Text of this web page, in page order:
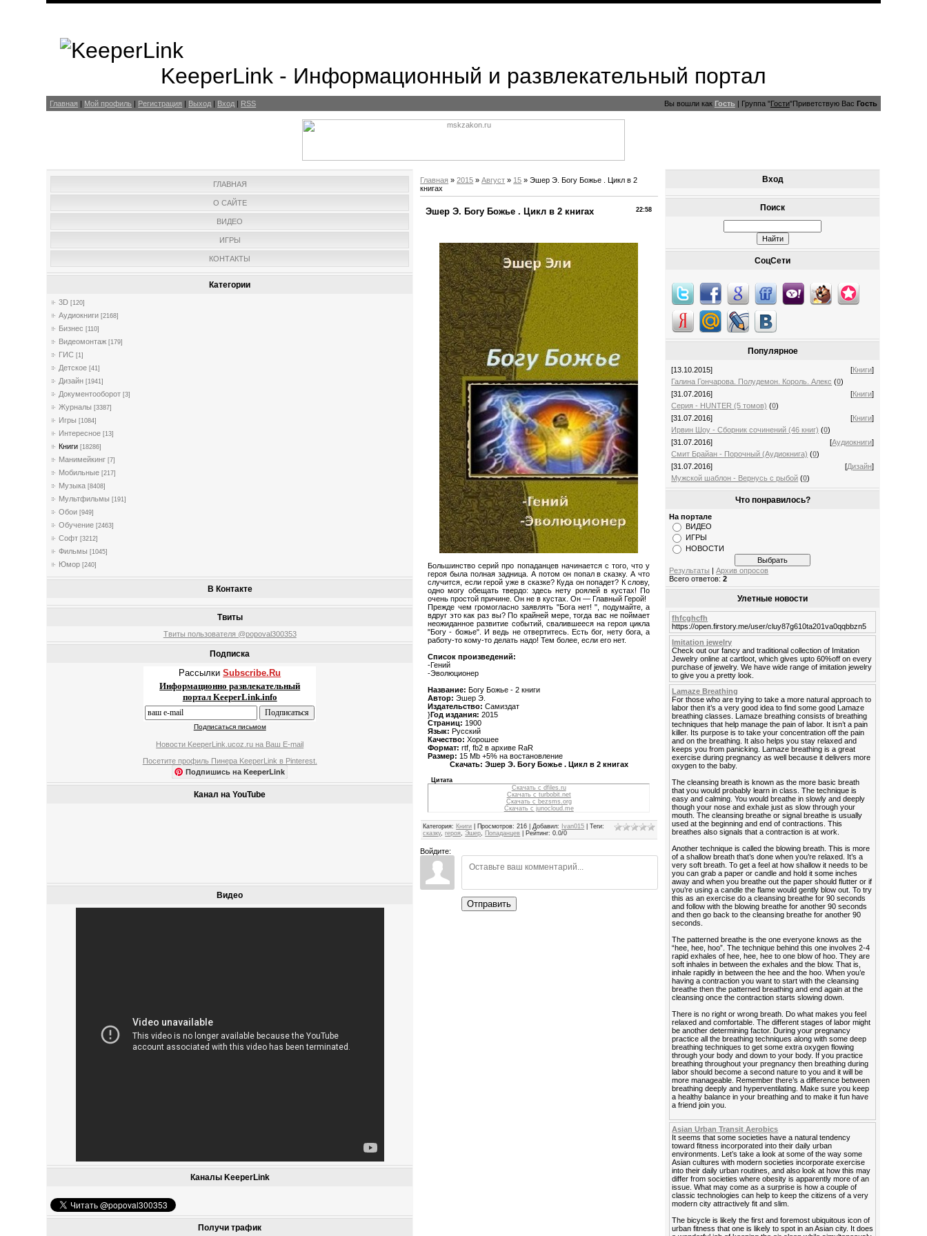
KeeperLink - Информационный и развлекательный портал
Главная | Мой профиль | Регистрация | Выход | Вход | RSS Вы вошли как Гость | Группа"Гости"Приветствую Вас Гость
ГЛАВНАЯ
О САЙТЕ
ВИДЕО
ИГРЫ
КОНТАКТЫ
Категории
3D [120]
Аудиокниги [2168]
Бизнес [110]
Видеомонтаж [179]
ГИС [1]
Детское [41]
Дизайн [1941]
Документооборот [3]
Журналы [3387]
Игры [1084]
Интересное [13]
Книги [18286]
Манимейкинг [7]
Мобильные [217]
Музыка [8408]
Мультфильмы [191]
Обои [949]
Обучение [2463]
Софт [3212]
Фильмы [1045]
Юмор [240]
В Контакте
Твиты
Твиты пользователя @popoval300353
Подписка
РассылкиSubscribe.Ru
Информационно развлекательный
портал KeeperLink.info
Подписаться письмом
Новости KeeperLink.ucoz.ru на Ваш E-mail
Посетите профиль Пинера KeeperLink в Pinterest.
Подпишись на KeeperLink
Канал на YouTube
Видео
Каналы KeeperLink
Получи трафик
Главная »2015 » Август » 15 » Эшер Э. Богу Божье . Цикл в 2
книгах
22:58
Эшер Э. Богу Божье . Цикл в 2 книгах
Большинство серий про попаданцев начинается с того, что у
героя была полная задница. А потом он попал в сказку. А что
случится, если герой уже в сказке? Куда он попадет? К слову,
одно могу обещать твердо: здесь нету роялей в кустах! По
очень простой причине. Он не в кустах. Он — Главный Герой!
Прежде чем громогласно заявлять "Бога нет! ", подумайте, а
вдруг это как раз вы? По крайней мере, тогда вас не поймает
неожиданное развитие событий, свалившееся на героя цикла
"Богу - божье". И ведь не отвертитесь. Есть бог, нету бога, а
работу-то кому-то делать надо! Тем более, если его нет.
Список произведений:
-Гений
-Эволюционер
Название:Богу Божье - 2 книги
Автор: Эшер Э.
Издательство: Самиздат
}Год издания: 2015
Страниц: 1900
Язык: Русский
Качество: Хорошее
Формат: rtf, fb2 в архиве RaR
Размер: 15 Mb +5% на востановление
Скачать: Эшер Э. Богу Божье . Цикл в 2 книгах
Цитата
Скачать с dfiles.ru
Скачать с turbobit.net
Скачать с bezsms.org
Скачать с junocloud.me
Категория: Книги Просмотров: 216 Добавил: Ivan015 |Теги:
сказку,героя ,Эшер Попаданцев Рейтинг: 0.0/0
Войдите:
Отправить
Вход
Поиск
СоцСети
Популярное
[13.10.2015] [Книги]
Галина Гончарова. Полудемон. Король. Алекс (0)
[31.07.2016]
[Книги]
Серия - HUNTER (5 томов) (0)
[31.07.2016]
[Книги]
Ирвин Шоу - Сборник сочинений (46 книг) (0)
[31.07.2016]
[Аудиокниги]
Смит Брайан - Порочный (Аудиокнига) (0)
[31.07.2016]
[Дизайн]
Мужской шаблон - Вернусь с рыбой (0)
Что понравилось?
На портале
ВИДЕО
ИГРЫ
НОВОСТИ
Результаты |Архив опросов
Всего ответов:2
Улетные новости
fhfcghcfh
https://open.firstory.me/user/cluy87g610ta201va0qqbbzn5
Imitation jewelry
Check out our fancy and traditional collection of Imitation
Jewelry online at cartloot, which gives upto 60%off on every
purchase of jewelry. We have wide range of imitation jewelry
to give you a pretty look.
Lamaze Breathing
For those who are trying to take a more natural approach to
labor then it’s a very good idea to find some good Lamaze
breathing classes. Lamaze breathing consists of breathing
techniques that help manage the pain of labor. It isn’t a pain
killer. Its purpose is to take your concentration off the pain
and on the breathing. It also helps you stay relaxed and
keeps you from panicking. Lamaze breathing is a great
exercise during pregnancy as well because it delivers more
oxygen to the baby.
The cleansing breath is known as the more basic breath
that you would probably learn in class. The technique is
easy and calming. You would breathe in slowly and deeply
though your nose and exhale just as slow through your
mouth. The cleansing breathe or signal breathe is usually
used at the beginning and end of contractions. This
breathes also signals that a contraction is at work.
Another technique is called the blowing breath. This is more
of a shallow breath that’s done when you’re relaxed. It’s a
very soft breath. To get a feel at how shallow it needs to be
you can grab a paper or candle and hold it some inches
away and when you breathe out the paper should flutter or if
you’re using a candle the flame would gently blow out. To try
this as an exercise do a cleansing breathe for 90 seconds
and follow with the blowing breathe for another 90 seconds
and then go back to the cleansing breathe for another 90
seconds.
The patterned breathe is the one everyone knows as the
“hee, hee, hoo”. The technique behind this one involves 2-4
rapid exhales of hee, hee, hee to one blow of hoo. They are
soft inhales in between the exhales and the blow. That is,
inhale rapidly in between the hee and the hoo. When you’e
having a contraction you want to start with the cleansing
breathe then the patterned breathing and end again at the
cleansing once the contraction starts slowing down.
There is no right or wrong breath. Do what makes you feel
relaxed and comfortable. The different stages of labor might
be another determining factor. During your pregnancy
practice all the breathing techniques along with some deep
breathing techniques to get some extra oxygen flowing
through your body and down to your body. If you practice
breathing throughout your pregnancy then breathing during
labor should become a second nature to you and it will be
more manageable. Remember there’s a difference between
breathing deeply and hyperventilating. Make sure you keep
a healthy balance in your breathing and to make it fun have
a friend join you.
Asian Urban Transit Aerobics
It seems that some societies have a natural tendency
toward fitness incorporated into their daily urban
environments. Let’s take a look at some of the way some
Asian cultures with modern societies incorporate exercise
into their daily urban routines, and also look at how this may
differ from societies where obesity is apparently more of an
issue. What may come as a surprise is how a couple of
classic technologies can help to keep the citizens of a very
modern city attractively fit and slim.
The bicycle is likely the first and foremost ubiquitous icon of
urban fitness that one is likely to spot in an Asian city. It does